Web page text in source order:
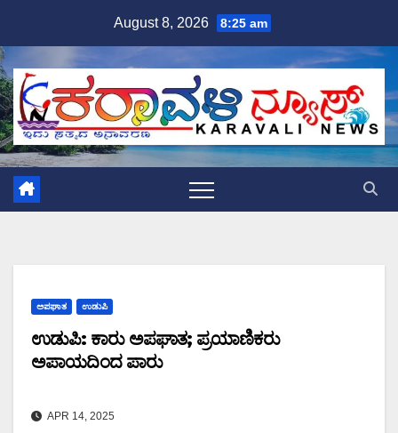
content
August 8, 2026 8:25 am
ಅಪಘಾತ ಉಡುಪಿ
ಉಡುಪಿ: ಕಾರು ಅಪಘಾತ; ಪ್ರಯಾಣಿಕರು
ಅಪಾಯದಿಂದ ಪಾರು
APR 14, 2025